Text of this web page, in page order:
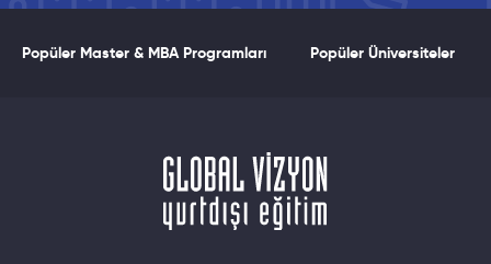
Popüler Master & MBA Programları Popüler Üniversiteler